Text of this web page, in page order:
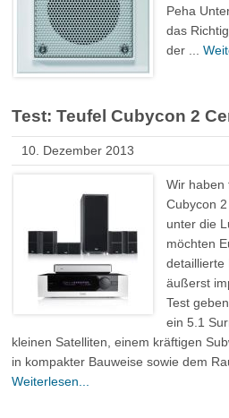
Peha
das
der ...
Test: Teufel Cubycon 2
10. Dezember 2013
Wir haben
Cubycon
unter die
möchten
detaillierte
äußerst
Test
ein 5.1
kleinen Satelliten, einem kräftigen
in kompakter Bauweise sowie dem
Weiterlesen...